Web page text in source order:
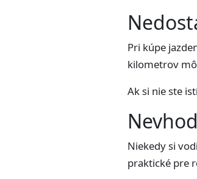
Pri kúpe
kilometrov
Ak si nie ste
Niekedy si
praktické pre